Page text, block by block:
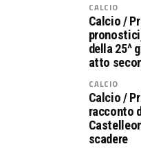
CALCIO
Calcio /
della 25^
atto
CALCIO
Calcio /
racconto
scadere